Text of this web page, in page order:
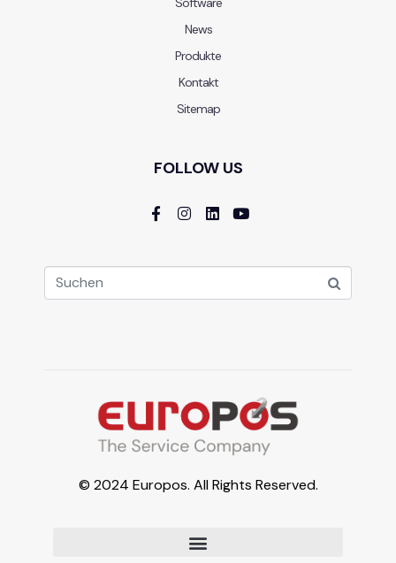
News
Produkte
Kontakt
Sitemap
FOLLOW US
© 2024 Europos. All Rights Reserved.